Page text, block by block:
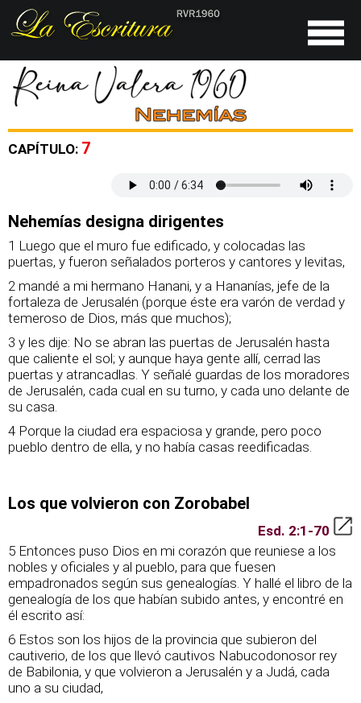
CAPÍTULO: 7
Nehemías designa dirigentes
1 Luego que el muro fue edificado, y colocadas las
puertas, y fueron señalados porteros y cantores y levitas,
2 mandé a mi hermano Hanani, y a Hananías, jefe de la
fortaleza de Jerusalén (porque éste era varón de verdad y
temeroso de Dios, más que muchos);
3 y les dije: No se abran las puertas de Jerusalén hasta
que caliente el sol; y aunque haya gente allí, cerrad las
puertas y atrancadlas. Y señalé guardas de los moradores
de Jerusalén, cada cual en su turno, y cada uno delante de
su casa.
4 Porque la ciudad era espaciosa y grande, pero poco
pueblo dentro de ella, y no había casas reedificadas.
Los que volvieron con Zorobabel
Esd. 2:1-70
5 Entonces puso Dios en mi corazón que reuniese a los
nobles y oficiales y al pueblo, para que fuesen
empadronados según sus genealogías. Y hallé el libro de la
genealogía de los que habían subido antes, y encontré en
él escrito así:
6 Estos son los hijos de la provincia que subieron del
cautiverio, de los que llevó cautivos Nabucodonosor rey
de Babilonia, y que volvieron a Jerusalén y a Judá, cada
uno a su ciudad,